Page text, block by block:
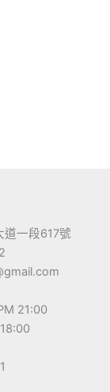
一段617號
21:00